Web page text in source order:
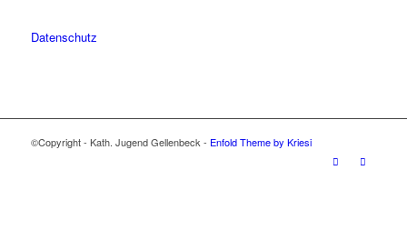
Datenschutz
©Copyright - Kath. Jugend Gellenbeck - Enfold Theme by Kriesi